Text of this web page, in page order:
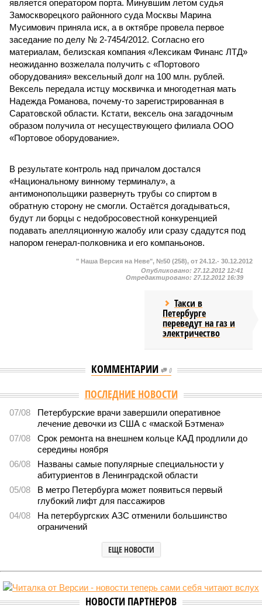
является оператором порта. Минувшим летом судья
Замоскворецкого районного суда Москвы Марина
Мусимович приняла иск, а в октябре провела первое
заседание по делу № 2-7454/2012. Согласно его
материалам, белизская компания «Лексикам Финанс ЛТД»
неожиданно возжелала получить с «Портового
оборудования» вексельный долг на 100 млн. рублей.
Вексель передала истцу москвичка и многодетная мать
Надежда Романова, почему-то зарегистрированная в
Саратовской области. Кстати, вексель она загадочным
образом получила от несуществующего филиала ООО
«Портовое оборудование».
В результате контроль над причалом достался
«Национальному винному терминалу», а
антимонопольщики развернуть трубы со спиртом в
обратную сторону не смогли. Остаётся догадываться,
будут ли борцы с недобросовестной конкуренцией
подавать апелляционную жалобу или сразу сдадутся под
напором генерал-полковника и его компаньонов.
" Наша Версия на Неве", №50 (258), от 24.12.- 30.12.2012
Опубликовано: 27.12.2012 12:41
Отредактировано: 27.12.2012 16:39
Такси в
Петербурге
переведут на газ и
электричество
КОММЕНТАРИИ 0
ПОСЛЕДНИЕ НОВОСТИ
07/08
Петербурские врачи завершили оперативное
лечение девочки из США с «маской Бэтмена»
07/08
Срок ремонта на внешнем кольце КАД продлили до
середины ноября
06/08
Названы самые популярные специальности у
абитуриентов в Ленинградской области
05/08
В метро Петербурга может появиться первый
глубокий лифт для пассажиров
04/08
На петербургских АЗС отменили большинство
ограничений
ЕЩЕ НОВОСТИ
НОВОСТИ ПАРТНЕРОВ